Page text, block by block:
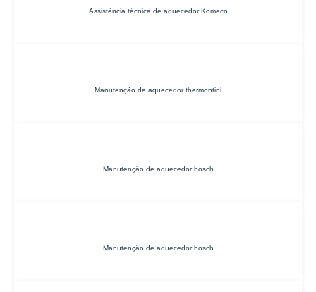
Assistência técnica de aquecedor Komeco
Manutenção de aquecedor thermontini
Manutenção de aquecedor bosch
Manutenção de aquecedor bosch